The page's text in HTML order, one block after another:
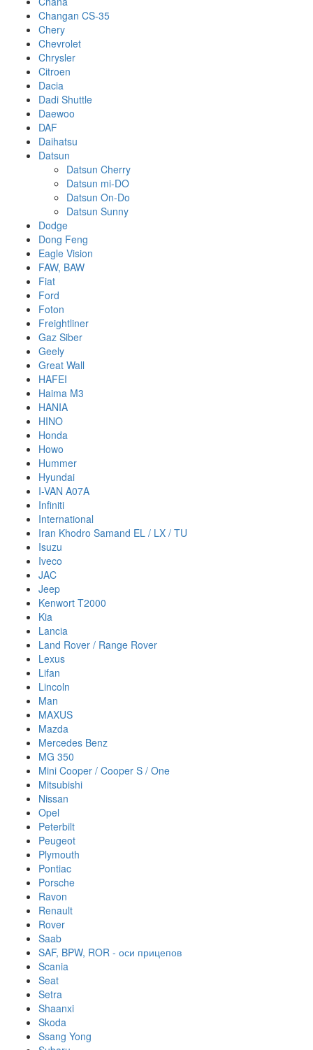
Changan CS-35
Chery
Chevrolet
Chrysler
Citroen
Dacia
Dadi Shuttle
Daewoo
DAF
Daihatsu
Datsun
Datsun Cherry
Datsun mi-DO
Datsun On-Do
Datsun Sunny
Dodge
Dong Feng
Eagle Vision
FAW, BAW
Fiat
Ford
Foton
Freightliner
Gaz Siber
Geely
Great Wall
HAFEI
Haima M3
HANIA
HINO
Honda
Howo
Hummer
Hyundai
I-VAN A07A
Infiniti
International
Iran Khodro Samand EL / LX / TU
Isuzu
Iveco
JAC
Jeep
Kenwort T2000
Kia
Lancia
Land Rover / Range Rover
Lexus
Lifan
Lincoln
Man
MAXUS
Mazda
Mercedes Benz
MG 350
Mini Cooper / Cooper S / One
Mitsubishi
Nissan
Opel
Peterbilt
Peugeot
Plymouth
Pontiac
Porsche
Ravon
Renault
Rover
Saab
SAF, BPW, ROR - оси прицепов
Scania
Seat
Setra
Shaanxi
Skoda
Ssang Yong